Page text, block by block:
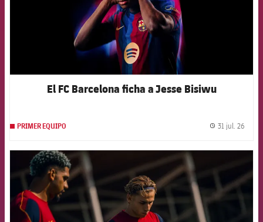
El FC Barcelona ficha a Jesse Bisiwu
PRIMER EQUIPO 31 jul. 26
FCB Barcelona badge